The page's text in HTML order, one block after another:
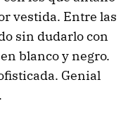
vestida. Entre las
sin dudarlo con
blanco y negro.
Genial